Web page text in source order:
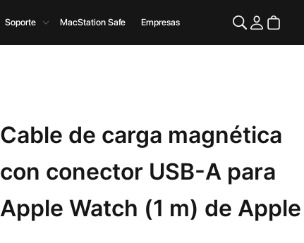
Soporte MacStation Safe Empresas
Cable de carga magnética
con conector USB-A para
Apple Watch (1 m) de Apple